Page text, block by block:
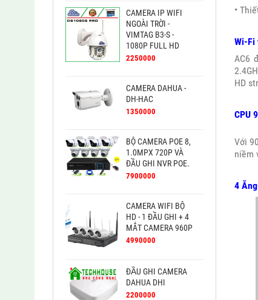
•
Wi-Fi
AC6
HD
CPU
Với
niềm
4
CAMERA IP WIFI
NGOÀI TRỜI -
VIMTAG B3-S -
1080P FULL HD
2250000
CAMERA DAHUA -
DH-HAC
1350000
BỘ CAMERA POE 8,
1.0MPX 720P VÀ
ĐẦU GHI NVR POE.
7900000
CAMERA WIFI BỘ
HD - 1 ĐẦU GHI + 4
MẮT CAMERA 960P
4990000
ĐẦU GHI CAMERA
DAHUA DHI
2200000